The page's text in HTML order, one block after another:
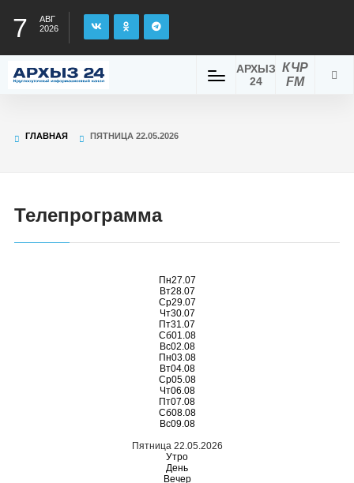
7
АВГ
2026
КЧР
FM
АРХЫЗ
24
ГЛАВНАЯ ПЯТНИЦА 22.05.2026
Телепрограмма
Пн27.07
Вт28.07
Ср29.07
Чт30.07
Пт31.07
Сб01.08
Вс02.08
Пн03.08
Вт04.08
Ср05.08
Чт06.08
Пт07.08
Сб08.08
Вс09.08
Пятница 22.05.2026
Утро
День
Вечер